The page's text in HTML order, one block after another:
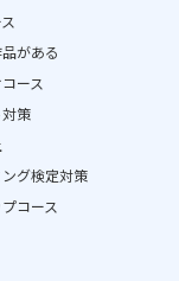
がある
ース
策
グ検定対策
コース